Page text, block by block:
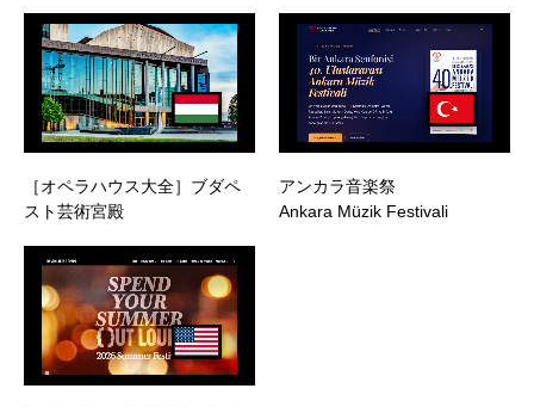
［オペラハウス大全］ブダペ
スト芸術宮殿
アンカラ音楽祭
Ankara Müzik Festivali